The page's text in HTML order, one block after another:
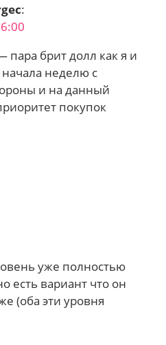
:
пара брит долл как я и
неделю с
и на данный
покупок
уже полностью
есть вариант что он
(оба эти уровня